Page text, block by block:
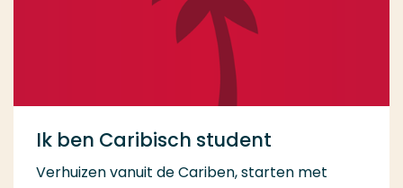
Ik ben Caribisch student
Verhuizen vanuit de Cariben, starten met